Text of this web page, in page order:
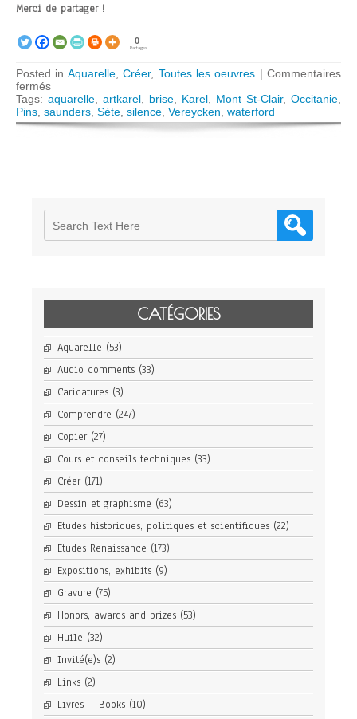
Merci de partager !
0
Partages
Posted in Aquarelle,Créer, Toutes les oeuvres | Commentaires
ferméssur
Sète,
pins
du
Tags: aquarelle artkarel brise Karel Mont St-Clair, Occitanie
Pins saunders Sète silence Vereycken waterford
CATÉGORIES
Aquarelle (53)
Audio comments (33)
Caricatures (3)
Comprendre (247)
Copier (27)
Cours et conseils techniques (33)
Créer (171)
Dessin et graphisme (63)
Etudes historiques, politiques et scientifiques (22)
Etudes Renaissance (173)
Expositions, exhibits (9)
Gravure (75)
Honors, awards and prizes (53)
Huile (32)
Invité(e)s (2)
Links (2)
Livres – Books (10)